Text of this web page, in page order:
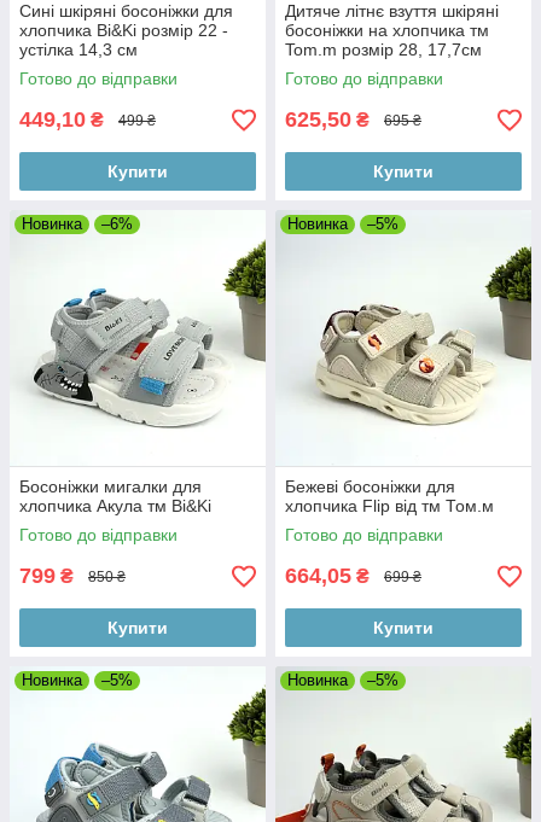
Сині шкіряні босоніжки для
хлопчика Bi&Ki розмір 22 -
устілка 14,3 см
Готово до відправки
449,10 ₴ 499 ₴
Купити
Дитяче літнє взуття шкіряні
босоніжки на хлопчика тм
Tom.m розмір 28, 17,7см
Готово до відправки
625,50 ₴ 695 ₴
Купити
Новинка –6%
Босоніжки мигалки для
хлопчика Акула тм Bi&Ki
Готово до відправки
799 ₴ 850 ₴
Купити
Новинка –5%
Бежеві босоніжки для
хлопчика Flip від тм Том.м
Готово до відправки
664,05 ₴ 699 ₴
Купити
Новинка –5% Новинка –5%